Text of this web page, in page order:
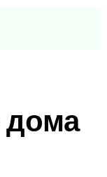
дома